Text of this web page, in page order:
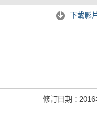
下載影
修訂日期：2016